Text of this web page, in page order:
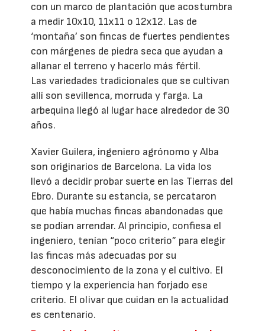
con un marco de plantación que acostumbra
a medir 10x10, 11x11 o 12x12. Las de
‘montaña’ son fincas de fuertes pendientes
con márgenes de piedra seca que ayudan a
allanar el terreno y hacerlo más fértil.
Las variedades tradicionales que se cultivan
allí son sevillenca, morruda y farga. La
arbequina llegó al lugar hace alrededor de 30
años.
Xavier Guilera, ingeniero agrónomo y Alba
son originarios de Barcelona. La vida los
llevó a decidir probar suerte en las Tierras del
Ebro. Durante su estancia, se percataron
que había muchas fincas abandonadas que
se podían arrendar. Al principio, confiesa el
ingeniero, tenían “poco criterio” para elegir
las fincas más adecuadas por su
desconocimiento de la zona y el cultivo. El
tiempo y la experiencia han forjado ese
criterio. El olivar que cuidan en la actualidad
es centenario.